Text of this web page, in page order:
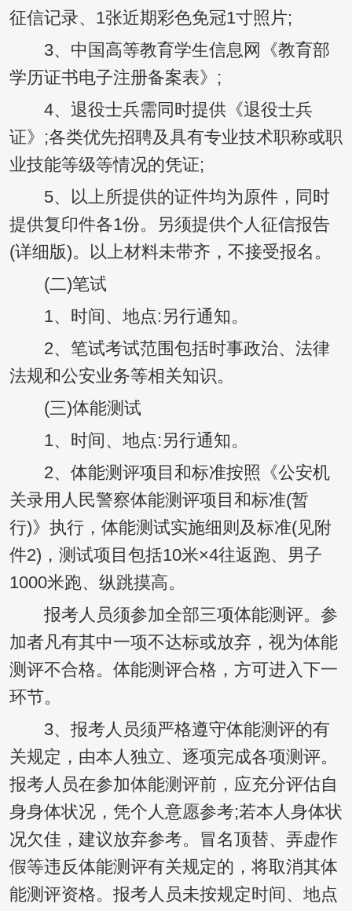
征信记录、1张近期彩色免冠1寸照片;
3、中国高等教育学生信息网《教育部
学历证书电子注册备案表》;
4、退役士兵需同时提供《退役士兵
证》;各类优先招聘及具有专业技术职称或职
业技能等级等情况的凭证;
5、以上所提供的证件均为原件，同时
提供复印件各1份。另须提供个人征信报告
(详细版)。以上材料未带齐，不接受报名。
(二)笔试
1、时间、地点:另行通知。
2、笔试考试范围包括时事政治、法律
法规和公安业务等相关知识。
(三)体能测试
1、时间、地点:另行通知。
2、体能测评项目和标准按照《公安机
关录用人民警察体能测评项目和标准(暂
行)》执行，体能测试实施细则及标准(见附
件2)，测试项目包括10米×4往返跑、男子
1000米跑、纵跳摸高。
报考人员须参加全部三项体能测评。参
加者凡有其中一项不达标或放弃，视为体能
测评不合格。体能测评合格，方可进入下一
环节。
3、报考人员须严格遵守体能测评的有
关规定，由本人独立、逐项完成各项测评。
报考人员在参加体能测评前，应充分评估自
身身体状况，凭个人意愿参考;若本人身体状
况欠佳，建议放弃参考。冒名顶替、弄虚作
假等违反体能测评有关规定的，将取消其体
能测评资格。报考人员未按规定时间、地点